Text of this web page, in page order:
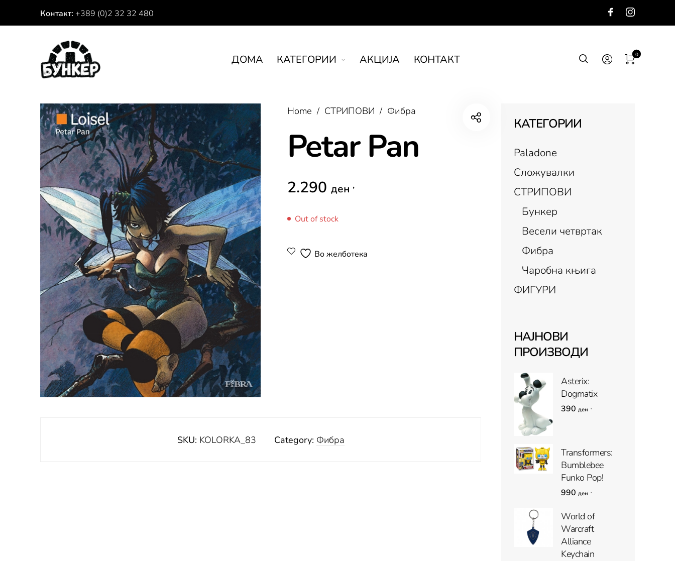
Контакт: +389 (0)2 32 32 480
ДOMA КАТЕГОРИИ АКЦИЈА КОНТАКТ 0
Home / СТРИПОВИ / Фибра
Petar Pan
2.290 ден ,
Out of stock
Во желботека
SKU: KOLORKA_83 Category: Фибра
КАТЕГОРИИ
Paladone
Сложувалки
СТРИПОВИ
Бункер
Весели четвртак
Фибра
Чаробна књига
ФИГУРИ
НАЈНОВИ
ПРОИЗВОДИ
Asterix:
Dogmatix
390 ден ,
Transformers:
Bumblebee
Funko Pop!
990 ден ,
World of
Warcraft
Alliance
Keychain